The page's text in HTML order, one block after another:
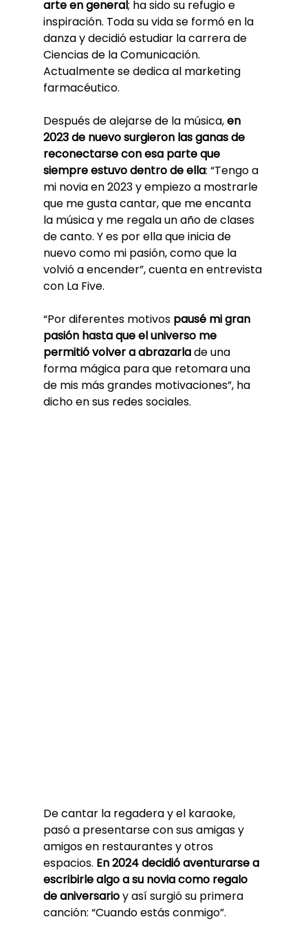
arte en general; ha sido su refugio e
inspiración. Toda su vida se formó en la
danza y decidió estudiar la carrera de
Ciencias de la Comunicación.
Actualmente se dedica al marketing
farmacéutico.
Después de alejarse de la música, en
2023 de nuevo surgieron las ganas de
reconectarse con esa parte que
siempre estuvo dentro de ella: “Tengo a
mi novia en 2023 y empiezo a mostrarle
que me gusta cantar, que me encanta
la música y me regala un año de clases
de canto. Y es por ella que inicia de
nuevo como mi pasión, como que la
volvió a encender”, cuenta en entrevista
con La Five.
“Por diferentes motivos pausé mi gran
pasión hasta que el universo me
permitió volver a abrazarla de una
forma mágica para que retomara una
de mis más grandes motivaciones”, ha
dicho en sus redes sociales.
De cantar la regadera y el karaoke,
pasó a presentarse con sus amigas y
amigos en restaurantes y otros
espacios. En 2024 decidió aventurarse a
escribirle algo a su novia como regalo
de aniversario y así surgió su primera
canción: “Cuando estás conmigo”.